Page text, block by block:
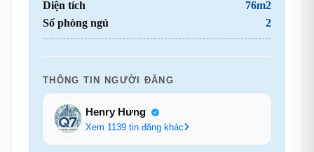
Diện tích
76m2
Số phòng ngủ
2
THÔNG TIN NGƯỜI ĐĂNG
Henry Hưng
Xem 1139 tin đăng khác